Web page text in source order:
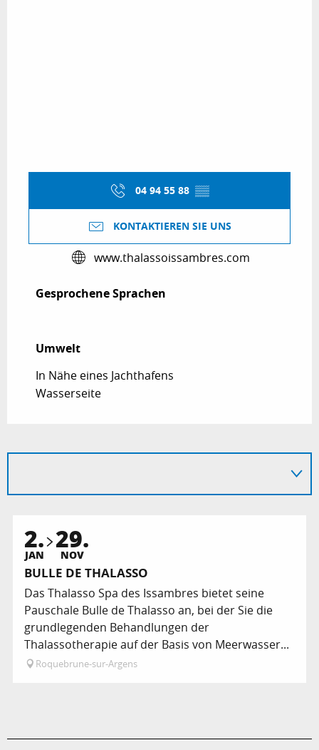
04 94 55 88 ▒▒
KONTAKTIEREN SIE UNS
www.thalassoissambres.com
Gesprochene Sprachen
Gesprochene Sprachen
Umwelt
Umwelt
In Nähe eines Jachthafens
Wasserseite
2.
JAN 29.
NOV
BULLE DE THALASSO
Das Thalasso Spa des Issambres bietet seine
Pauschale Bulle de Thalasso an, bei der Sie die
grundlegenden Behandlungen der
Thalassotherapie auf der Basis von Meerwasser...
Roquebrune-sur-Argens